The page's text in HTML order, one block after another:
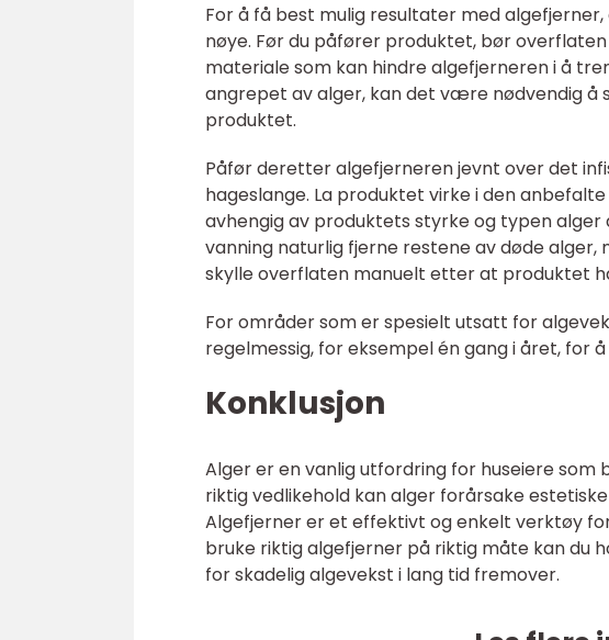
For å få best mulig resultater med
nøye. Før du påfører produktet, bør
materiale som kan hindre algefjerneren i å
angrepet av alger, kan det være nødvendig
produktet.
Påfør deretter algefjerneren jevnt over det
hageslange. La produktet virke i den
avhengig av produktets styrke og typen
vanning naturlig fjerne restene av døde
skylle overflaten manuelt etter at produktet
For områder som er spesielt utsatt for
regelmessig, for eksempel én gang i året, for
Konklusjon
Alger er en vanlig utfordring for huseiere som
riktig vedlikehold kan alger forårsake
Algefjerner er et effektivt og enkelt verktøy
bruke riktig algefjerner på riktig måte kan du
for skadelig algevekst i lang tid fremover.